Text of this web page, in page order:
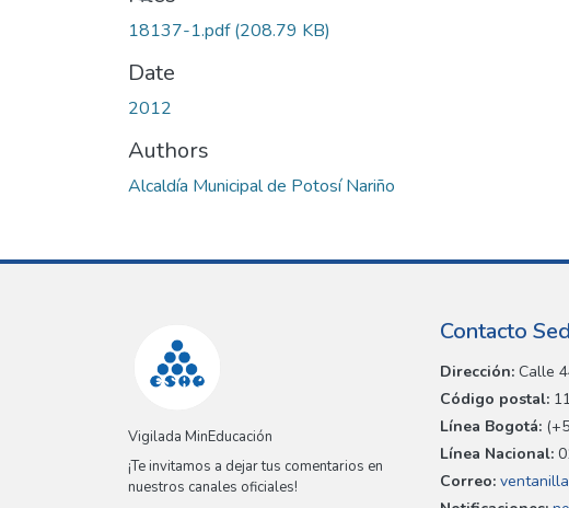
18137-1.pdf(208.79 KB)
Date
2012
Authors
Alcaldía Municipal de Potosí Nariño
Vigilada MinEducación
¡Te invitamos a dejar tus comentarios en
nuestros canales oficiales!
Contacto
Dirección: Calle
Código postal:
Línea Bogotá:
Línea Nacional:
Correo: